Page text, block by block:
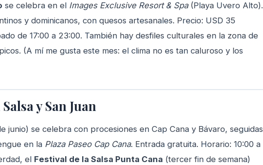
se celebra en el Images Exclusive Resort & Spa(Playa Uvero Alto).
y dominicanos, con quesos artesanales. Precio: USD 35
de 17:00 a 23:00. También hay desfiles culturales en la zona de
(A mí me gusta este mes: el clima no es tan caluroso y los
y San Juan
junio) se celebra con procesiones en Cap Cana y Bávaro, seguidas
en la Plaza Paseo Cap Cana. Entrada gratuita. Horario: 10:00 a
el Festival de la Salsa Punta Cana (tercer fin de semana)